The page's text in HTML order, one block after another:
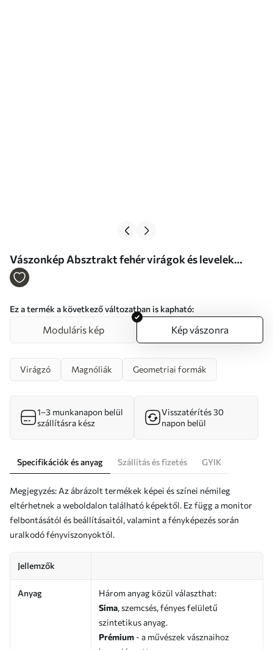
Vászonkép Absztrakt fehér virágok és levelek
barna és kék háttérrel, absztrakt formákkal,
Ez a termék a következő változatban is kapható:
Moduláris kép Kép vászonra
Virágzó Magnóliák Geometriai formák
1–3 munkanapon belül
szállításra kész
Visszatérítés 30
napon belül
Specifikációk és anyag Szállítás és fizetés GYIK
Megjegyzés: Az ábrázolt termékek képei és színei némileg
eltérhetnek a weboldalon található képektől. Ez függ a monitor
felbontásától és beállításaitól, valamint a fényképezés során
uralkodó fényviszonyoktól.
Jellemzők
Anyag
Három anyag közül választhat:
Sima, szemcsés, fényes felületű
szintetikus anyag.
Prémium - a művészek vásznaihoz